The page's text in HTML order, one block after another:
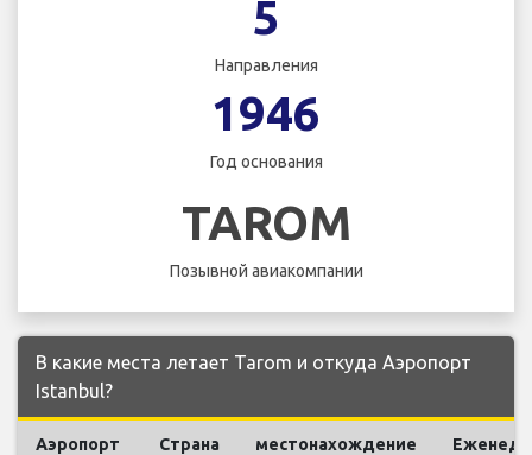
5
Направления
1946
Год основания
TAROM
Позывной авиакомпании
В какие места летает Tarom и откуда Аэропорт
Istanbul?
Аэропорт Страна местонахождение